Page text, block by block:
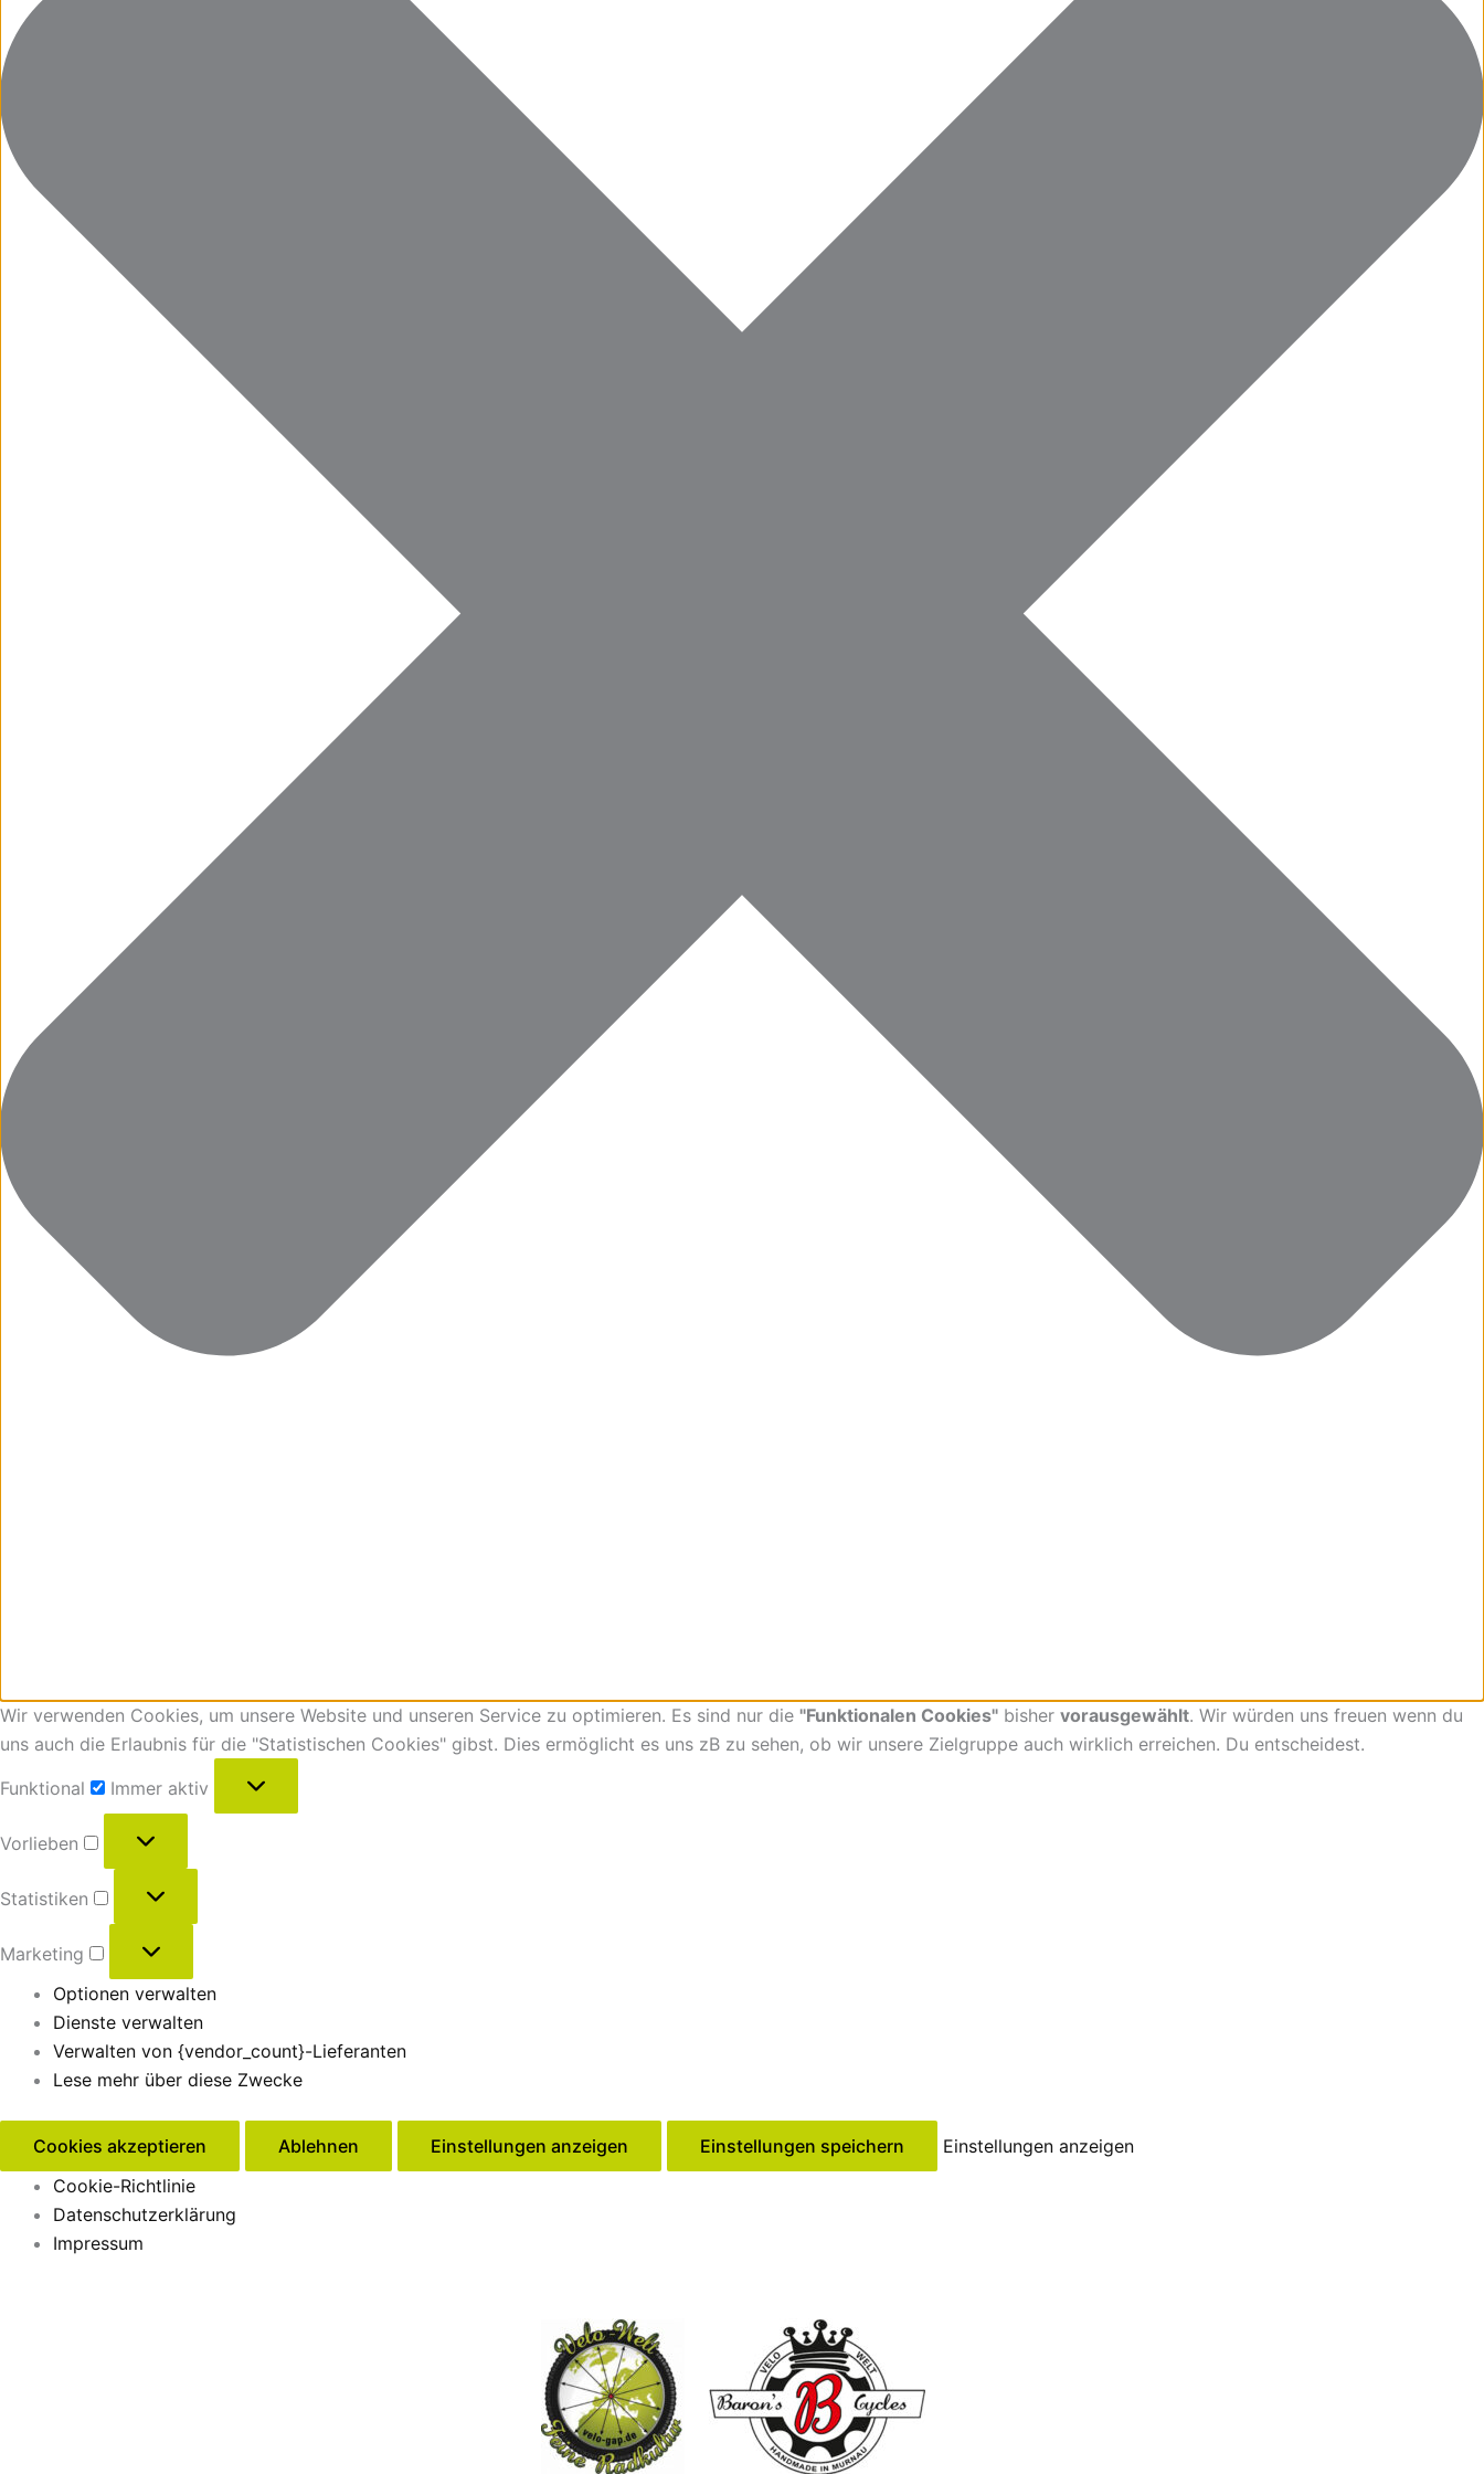
Wir verwenden Cookies, um unsere Website und unseren Service zu optimieren. Es sind nur die "Funktionalen Cookies" bisher vorausgewählt. Wir würden uns freuen wenn du
uns auch die Erlaubnis für die "Statistischen Cookies" gibst. Dies ermöglicht es uns zB zu sehen, ob wir unsere Zielgruppe auch wirklich erreichen. Du entscheidest.
Funktional
Immer aktiv
Vorlieben
Statistiken
Marketing
Optionen verwalten
Dienste verwalten
Verwalten von {vendor_count}-Lieferanten
Lese mehr über diese Zwecke
Cookies akzeptieren Ablehnen Einstellungen anzeigen Einstellungen speichern
Einstellungen anzeigen
Cookie-Richtlinie
Datenschutzerklärung
Impressum